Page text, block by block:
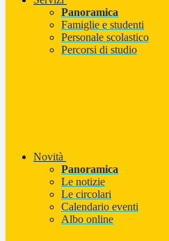
Panoramica
Famiglie e studenti
Personale scolastico
Percorsi di studio
Novità
Panoramica
Le notizie
Le circolari
Calendario eventi
Albo online